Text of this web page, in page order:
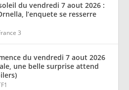
du vendredi 7 aout 2026 :
l’enquete se resserre
3
du vendredi 7 aout 2026
une belle surprise attend